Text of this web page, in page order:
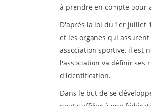
à prendre en compte pour
D'après la loi du 1er juillet
et les organes qui
association sportive, il est
l'association va définir ses
d'identification.
Dans le but de se